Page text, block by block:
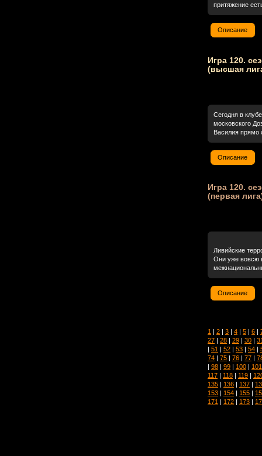
притяжение
Описание
Игра 120.
(высшая
Сегодня в
московского
Василия прямо
Описание
Игра 120.
(первая
Ливийские
Они уже вовсю
Описание
1 | 2 | 3 | 4 | 5 | 6 |
27 | 28 | 29 | 30 |
| 51 | 52 | 53 | 54 |
74 | 75 | 76 | 77 |
| 98 | 99 | 100 | 101
117 | 118 | 119 |
135 | 136 | 137 |
153 | 154 | 155 |
171 | 172 | 173 |